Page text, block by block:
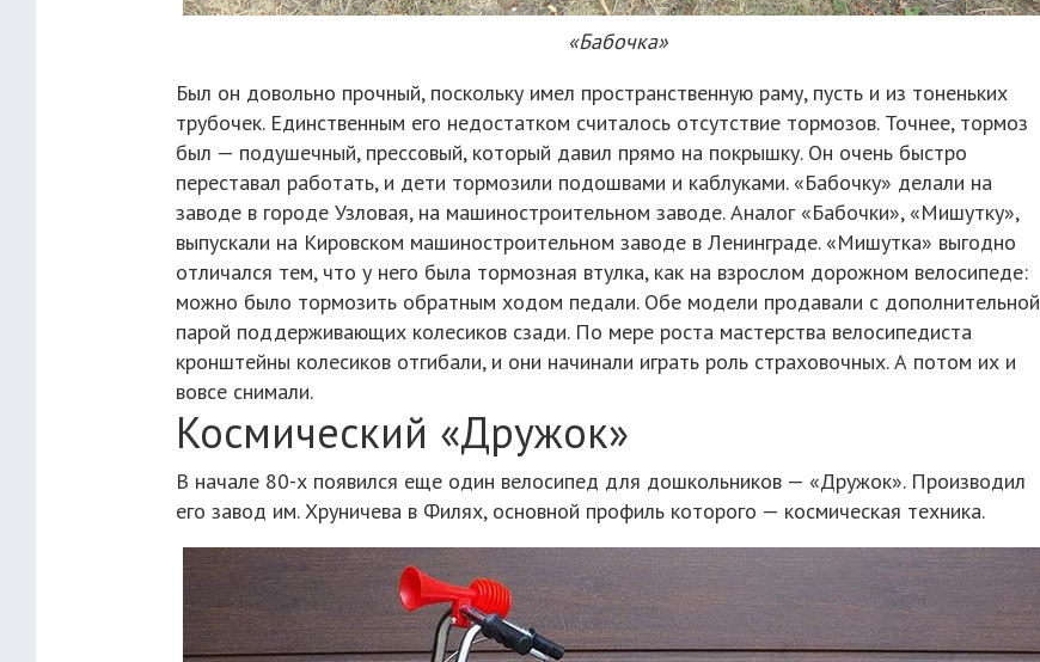
«Бабочка»
Был он довольно прочный, поскольку имел пространственную раму, пусть и из тоненьких
трубочек. Единственным его недостатком считалось отсутствие тормозов. Точнее, тормоз
был — подушечный, прессовый, который давил прямо на покрышку. Он очень быстро
переставал работать, и дети тормозили подошвами и каблуками. «Бабочку» делали на
заводе в городе Узловая, на машиностроительном заводе. Аналог «Бабочки», «Мишутку»,
выпускали на Кировском машиностроительном заводе в Ленинграде. «Мишутка» выгодно
отличался тем, что у него была тормозная втулка, как на взрослом дорожном велосипеде:
можно было тормозить обратным ходом педали. Обе модели продавали с дополнительной
парой поддерживающих колесиков сзади. По мере роста мастерства велосипедиста
кронштейны колесиков отгибали, и они начинали играть роль страховочных. А потом их и
вовсе снимали.
Космический «Дружок»
В начале 80-х появился еще один велосипед для дошкольников — «Дружок». Производил
его завод им. Хруничева в Филях, основной профиль которого — космическая техника.